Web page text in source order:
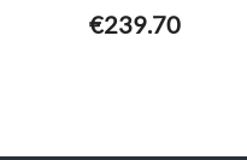
€239.70